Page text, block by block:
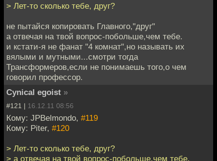
> Лет-то сколько тебе, друг?
не пытайся копировать Главного,"друг"
а отвечая на твой вопрос-побольше,чем тебе.
и кстати-я не фанат "4 комнат",но называть их
вялыми и мутными...смотри тогда
Трансформеров,если не понимаешь того,о чем
говорил профессор.
Cynical egoist »
#121 | 16.12.11 08:56
Кому: JPBelmondo, #119
Кому: Piter, #120
> Лет-то сколько тебе, друг?
> а отвечая на твой вопрос-побольше,чем тебе.